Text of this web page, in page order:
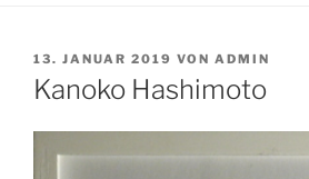
VERÖFFENTLICHT
AM
13. JANUAR 2019 VON ADMIN
Kanoko Hashimoto